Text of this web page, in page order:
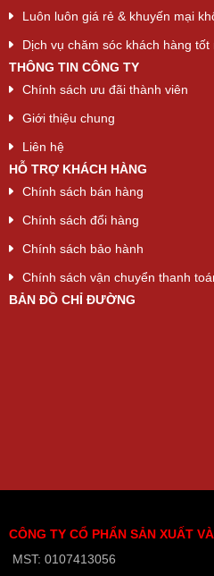
Luôn luôn giá rẻ & khuyến mại
Dịch vụ chăm sóc khách hàng tốt
THÔNG TIN CÔNG TY
Chính sách ưu đãi thành viên
Giới thiệu chung
Liên hệ
HỖ TRỢ KHÁCH HÀNG
Chính sách bán hàng
Chính sách đổi hàng
Chính sách bảo hành
Chính sách vận chuyển thanh
BẢN ĐỒ CHỈ ĐƯỜNG
CÔNG TY CỔ PHẨN SẢN XUẤT
MST: 0107413056